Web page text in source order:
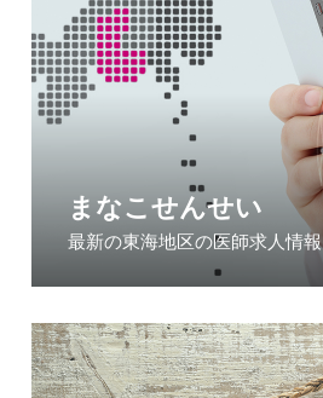
まなこせんせい
最新の東海地区の医師求人情報